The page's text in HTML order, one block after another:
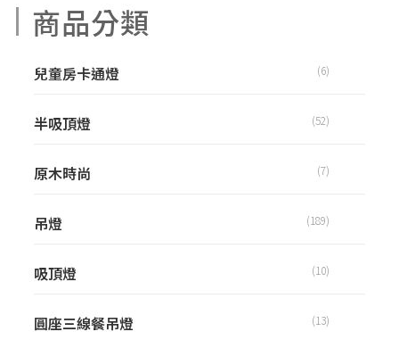
商品分類
兒童房卡通燈 (6)
半吸頂燈 (52)
原木時尚 (7)
吊燈 (189)
吸頂燈 (10)
圓座三線餐吊燈 (13)